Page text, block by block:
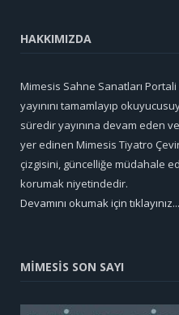
HAKKIMIZDA
Mimesis Sahne Sanatları Portali
yayınını tamamlayıp
süredir yayınına devam eden
yer edinen Mimesis Tiyatro
çizgisini, güncelliğe müdahale
korumak niyetindedir.
Devamını okumak için tıklayınız...
MİMESİS SON SAYI